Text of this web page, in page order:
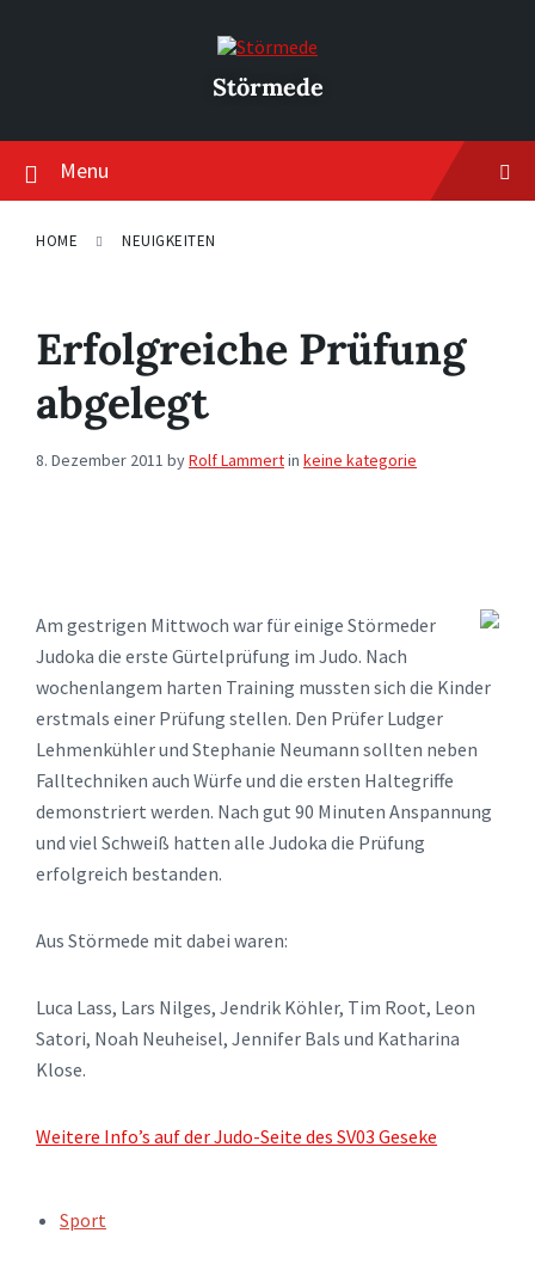
Störmede
Menu
HOME NEUIGKEITEN
Erfolgreiche Prüfung
abgelegt
8. Dezember 2011 byRolf Lammertin keine kategorie
Am gestrigen Mittwoch war für einige Störmeder
Judoka die erste Gürtelprüfung im Judo. Nach
wochenlangem harten Training mussten sich die Kinder
erstmals einer Prüfung stellen. Den Prüfer Ludger
Lehmenkühler und Stephanie Neumann sollten neben
Falltechniken auch Würfe und die ersten Haltegriffe
demonstriert werden. Nach gut 90 Minuten Anspannung
und viel Schweiß hatten alle Judoka die Prüfung
erfolgreich bestanden.
Aus Störmede mit dabei waren:
Luca Lass, Lars Nilges, Jendrik Köhler, Tim Root, Leon
Satori, Noah Neuheisel, Jennifer Bals und Katharina
Klose.
Weitere Info’s auf der Judo-Seite des SV03 Geseke
TAGS:Sport